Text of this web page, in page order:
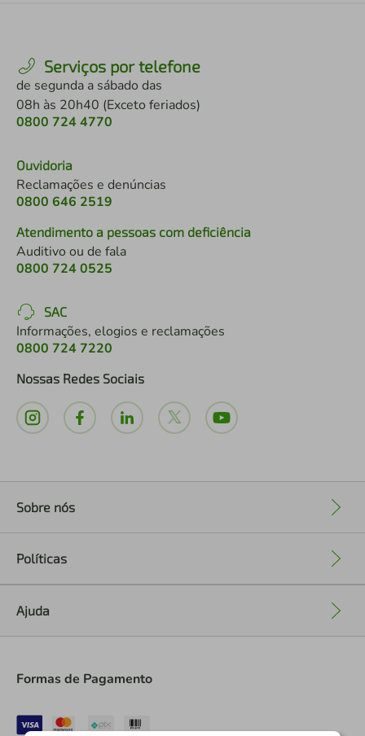
Serviços por telefone
de segunda a sábado das
08h às 20h40 (Exceto feriados)
0800 724 4770
Ouvidoria
Reclamações e denúncias
0800 646 2519
Atendimento a pessoas com deficiência
Auditivo ou de fala
0800 724 0525
SAC
Informações, elogios e reclamações
0800 724 7220
Nossas Redes Sociais
Sobre nós
Políticas
Ajuda
Formas de Pagamento